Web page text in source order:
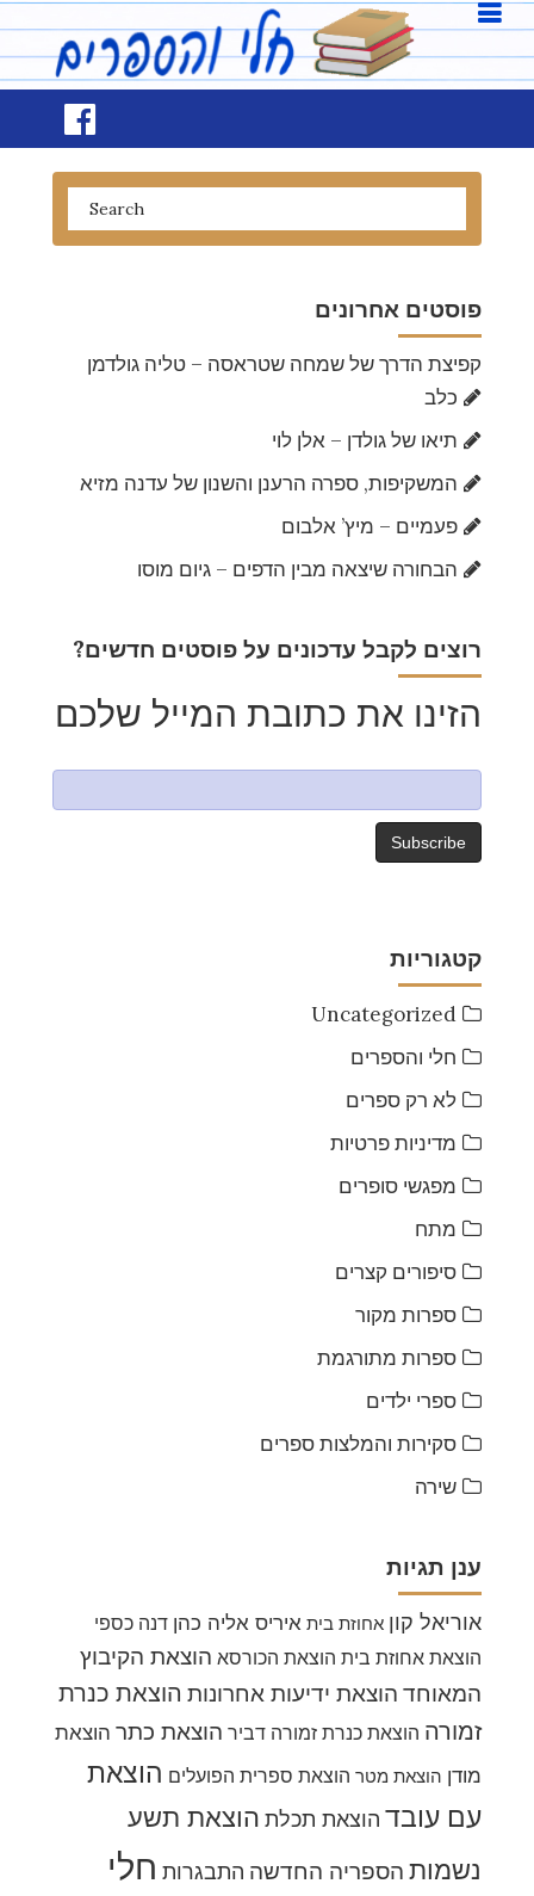
פוסטים אחרונים
קפיצת הדרך של שמחה שטראסה – טליה גולדמן
כלב
תיאו של גולדן – אלן לוי
המשקיפות, ספרה הרענן והשנון של עדנה מזיא
פעמיים – מיץ’ אלבום
הבחורה שיצאה מבין הדפים – גיום מוסו
?רוצים לקבל עדכונים על פוסטים חדשים
הזינו את כתובת המייל שלכם
קטגוריות
Uncategorized
חלי והספרים
לא רק ספרים
מדיניות פרטיות
מפגשי סופרים
מתח
סיפורים קצרים
ספרות מקור
ספרות מתורגמת
ספרי ילדים
סקירות והמלצות ספרים
שירה
ענן תגיות
אוריאל קון אחוזת בית איריס אליה כהן דנה כספי
הוצאת אחוזת בית הוצאת הכורסא הוצאת הקיבוץ
המאוחד הוצאת ידיעות אחרונות הוצאת כנרת
זמורה הוצאת כנרת זמורה דביר הוצאת כתר הוצאת
מודן הוצאת מטר הוצאת ספרית הפועלים הוצאת
עם עובד הוצאת תכלת הוצאת תשע
נשמות הספריה החדשה התבגרות חלי